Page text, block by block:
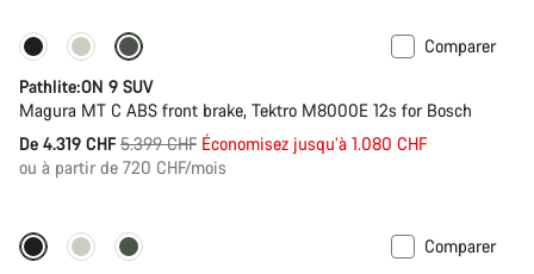
-20%
Comparer
Pathlite:ON 9 SUV
Magura MT C ABS front brake, Tektro M8000E 12s for Bosch
De 4.319 CHF Prix
5.399 CHF Économisez jusqu’à 1.080 CHF
ou à partir de 720 CHF/mois
-25%
Comparer